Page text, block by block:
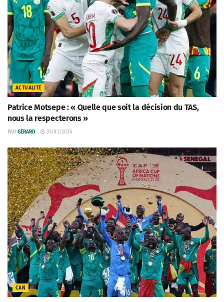
ACTUALITÉ
Patrice Motsepe : « Quelle que soit la décision du TAS,
nous la respecterons »
PAR GÉRARD 31/03/2026
CAN